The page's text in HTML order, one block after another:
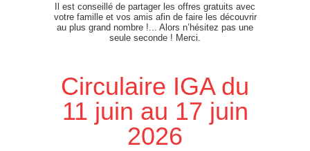
Il est conseillé de partager les offres gratuits avec
votre famille et vos amis afin de faire les découvrir
au plus grand nombre !... Alors n’hésitez pas une
seule seconde ! Merci.
Circulaire IGA du
11 juin au 17 juin
2026